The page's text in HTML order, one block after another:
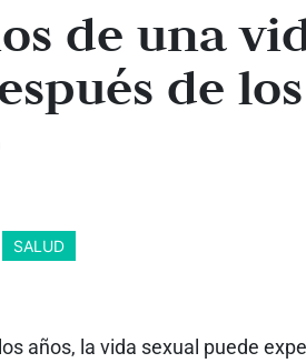
de una
de
SALUD
años, la vida sexual puede